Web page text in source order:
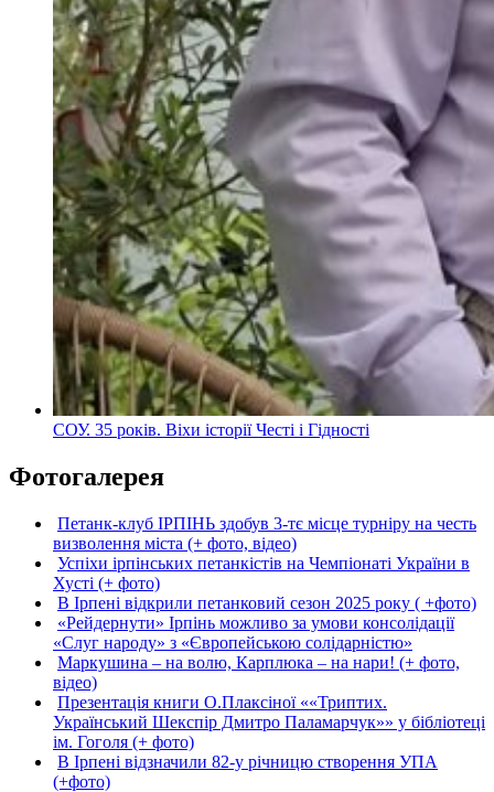
СОУ. 35 років. Віхи історії Честі і Гідності
Фотогалерея
Петанк-клуб ІРПІНЬ здобув 3-тє місце турніру на честь
визволення міста (+ фото, відео)
Успіхи ірпінських петанкістів на Чемпіонаті України в
Хусті (+ фото)
В Ірпені відкрили петанковий сезон 2025 року ( +фото)
«Рейдернути» Ірпінь можливо за умови консолідації
«Слуг народу» з «Європейською солідарністю»
Маркушина – на волю, Карплюка – на нари! (+ фото,
відео)
Презентація книги О.Плаксіної ««Триптих.
Український Шекспір Дмитро Паламарчук»» у бібліотеці
ім. Гоголя (+ фото)
В Ірпені відзначили 82-у річницю створення УПА
(+фото)